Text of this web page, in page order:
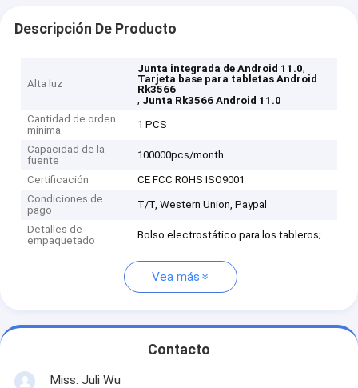
Descripción De Producto
Alta luz
Junta integrada de Android 11.0,
Tarjeta base para tabletas Android
Rk3566
, Junta Rk3566 Android 11.0
Cantidad de orden
mínima
1 PCS
Capacidad de la
fuente
100000pcs/month
Certificación
CE FCC ROHS ISO9001
Condiciones de
pago
T/T, Western Union, Paypal
Detalles de
empaquetado
Bolso electrostático para los tableros;
Vea más
Contacto
Miss. Juli Wu